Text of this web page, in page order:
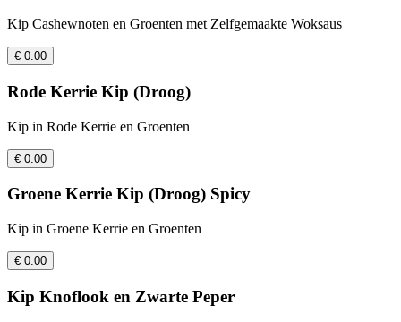
Kip Cashewnoten en Groenten met Zelfgemaakte Woksaus
€ 0.00
Rode Kerrie Kip (Droog)
Kip in Rode Kerrie en Groenten
€ 0.00
Groene Kerrie Kip (Droog) Spicy
Kip in Groene Kerrie en Groenten
€ 0.00
Kip Knoflook en Zwarte Peper